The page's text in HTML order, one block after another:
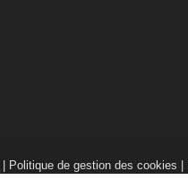
Politique de gestion des cookies